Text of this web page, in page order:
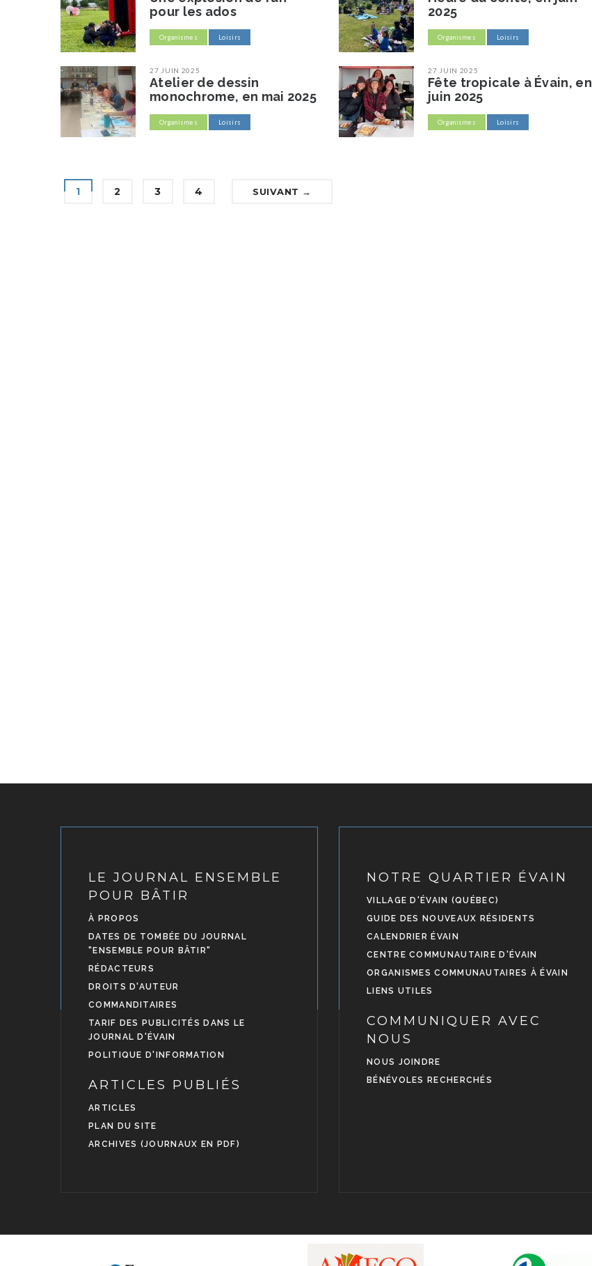
pour les ados
Organismes Loisirs
2025
Organismes Loisirs
27 JUIN 2025
Atelier de dessin
monochrome, en mai 2025
Organismes Loisirs
27 JUIN 2025
Fête tropicale à Évain, en
juin 2025
Organismes Loisirs
1 2 3 4 SUIVANT →
LE JOURNAL ENSEMBLE
POUR BÂTIR
À PROPOS
DATES DE TOMBÉE DU JOURNAL
"ENSEMBLE POUR BÂTIR"
RÉDACTEURS
DROITS D'AUTEUR
COMMANDITAIRES
TARIF DES PUBLICITÉS DANS LE
JOURNAL D'ÉVAIN
POLITIQUE D'INFORMATION
ARTICLES PUBLIÉS
ARTICLES
PLAN DU SITE
ARCHIVES (JOURNAUX EN PDF)
NOTRE QUARTIER ÉVAIN
VILLAGE D'ÉVAIN (QUÉBEC)
GUIDE DES NOUVEAUX RÉSIDENTS
CALENDRIER ÉVAIN
CENTRE COMMUNAUTAIRE D'ÉVAIN
ORGANISMES COMMUNAUTAIRES À ÉVAIN
LIENS UTILES
COMMUNIQUER AVEC
NOUS
NOUS JOINDRE
BÉNÉVOLES RECHERCHÉS